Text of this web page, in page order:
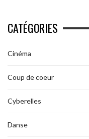
CATÉGORIES
Cinéma
Coup de coeur
Cyberelles
Danse